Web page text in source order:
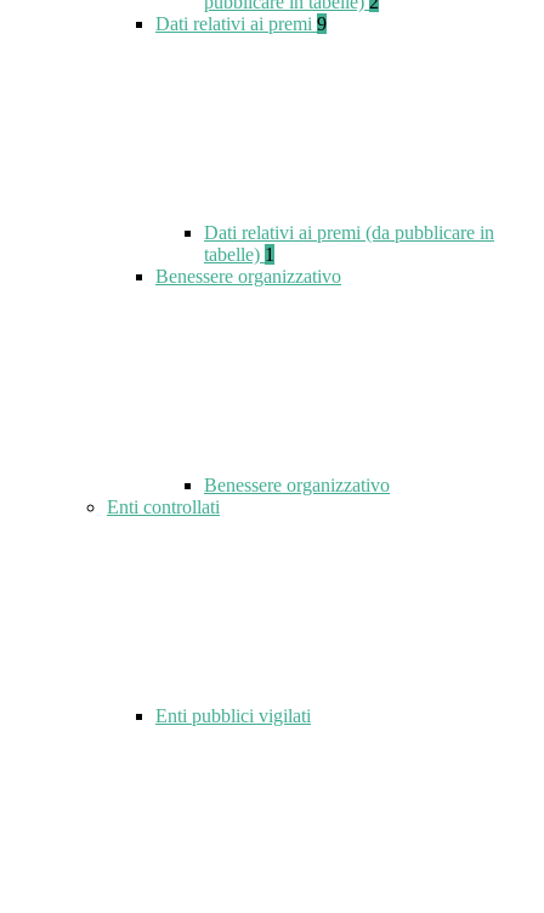
Dati relativi ai premi 9
Dati relativi ai premi (da pubblicare in
tabelle) 1
Benessere organizzativo
Benessere organizzativo
Enti controllati
Enti pubblici vigilati